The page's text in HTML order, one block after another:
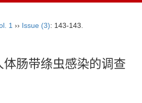
1 ›› Issue (3): 143-143.
肠带绦虫感染的调查